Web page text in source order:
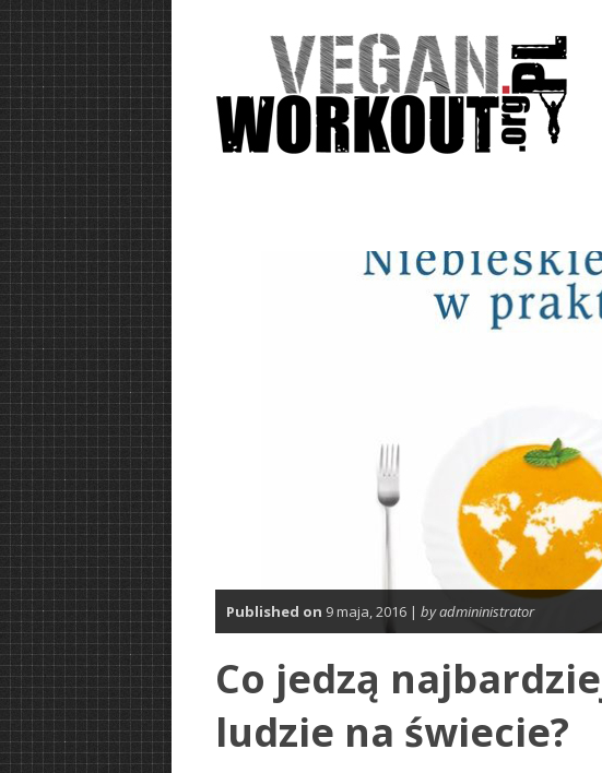
Published on 9 maja, 2016 | by admininistrator
Co jedzą
ludzie na świecie?